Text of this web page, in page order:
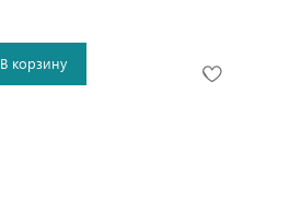
В корзину